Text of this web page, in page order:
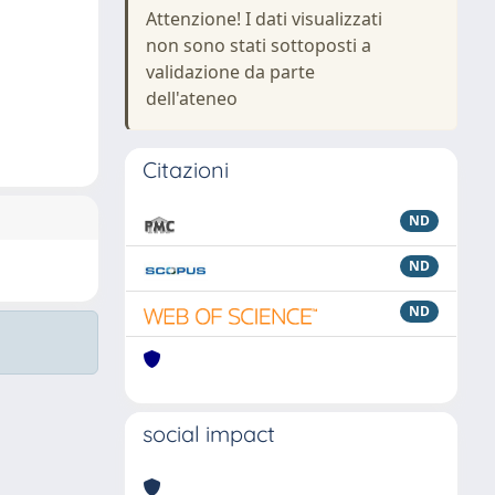
Attenzione! I dati visualizzati
non sono stati sottoposti a
validazione da parte
dell'ateneo
Citazioni
ND
ND
ND
social impact